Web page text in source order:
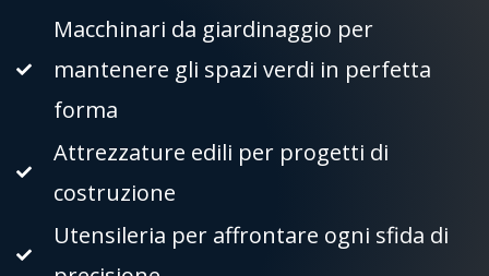
Macchinari da giardinaggio per
mantenere gli spazi verdi in perfetta
forma
Attrezzature edili per progetti di
costruzione
Utensileria per affrontare ogni sfida di